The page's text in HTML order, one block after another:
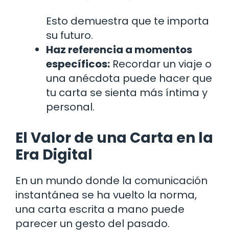
Esto demuestra que te importa
su futuro.
Haz referencia a momentos
específicos: Recordar un viaje o
una anécdota puede hacer que
tu carta se sienta más íntima y
personal.
El Valor de una Carta en la
Era Digital
En un mundo donde la comunicación
instantánea se ha vuelto la norma,
una carta escrita a mano puede
parecer un gesto del pasado.